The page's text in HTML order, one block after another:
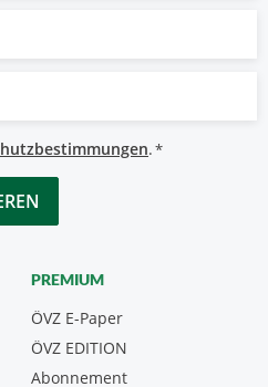
.*
PREMIUM
ÖVZ E-Paper
Abonnement
ÖVZ EDITION